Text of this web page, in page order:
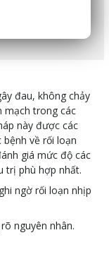
đau, không chảy
mạch trong các
này được các
về rối loạn
giá mức độ các
trị phù hợp nhất.
ngờ rối loạn nhịp
nguyên nhân.